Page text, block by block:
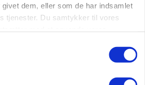
dem, eller som de har indsamlet
tjenester. Du samtykker til vores
bedrift fra 2027
Loading...